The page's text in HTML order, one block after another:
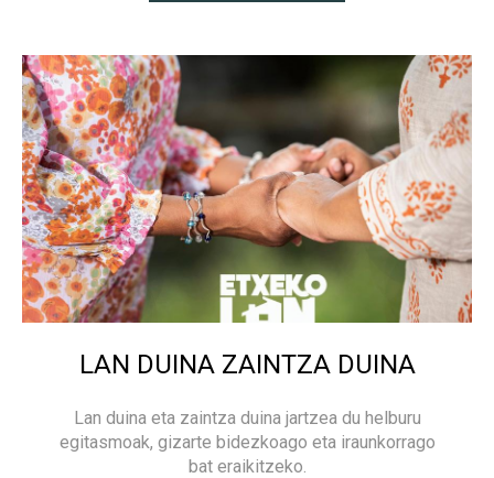
LAN DUINA ZAINTZA DUINA
Lan duina eta zaintza duina jartzea du helburu
egitasmoak, gizarte bidezkoago eta iraunkorrago
bat eraikitzeko.